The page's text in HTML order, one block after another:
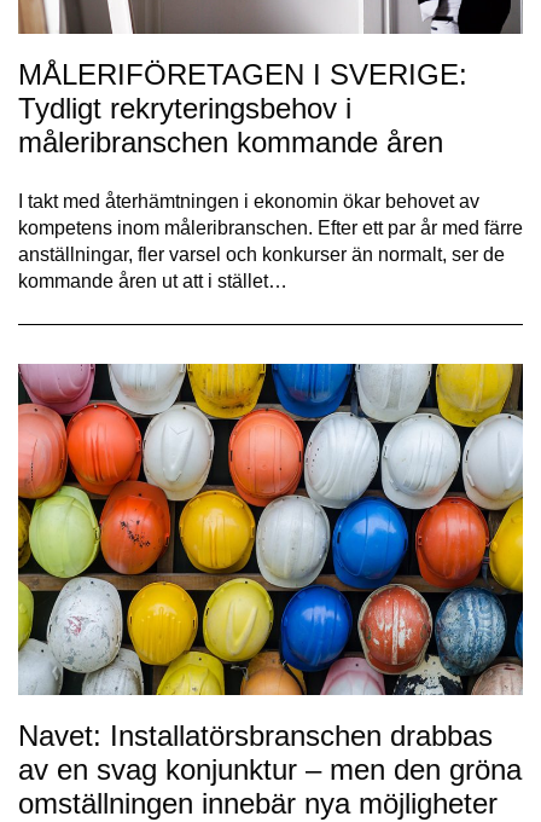
MÅLERIFÖRETAGEN I SVERIGE:
Tydligt rekryteringsbehov i
måleribranschen kommande åren
I takt med återhämtningen i ekonomin ökar behovet av
kompetens inom måleribranschen. Efter ett par år med färre
anställningar, fler varsel och konkurser än normalt, ser de
kommande åren ut att i stället…
Navet: Installatörsbranschen drabbas
av en svag konjunktur – men den gröna
omställningen innebär nya möjligheter